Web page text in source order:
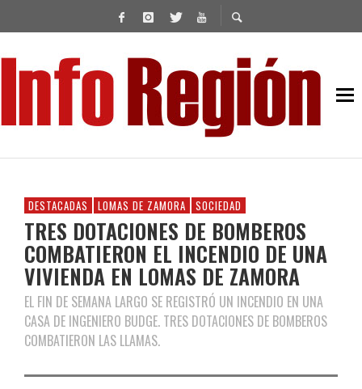
DESTACADAS LOMAS DE ZAMORA SOCIEDAD
TRES DOTACIONES DE BOMBEROS
COMBATIERON EL INCENDIO DE UNA
VIVIENDA EN LOMAS DE ZAMORA
EL FIN DE SEMANA LARGO SE REGISTRÓ UN INCENDIO EN UNA
CASA DE INGENIERO BUDGE. TRES DOTACIONES DE BOMBEROS
COMBATIERON LAS LLAMAS.